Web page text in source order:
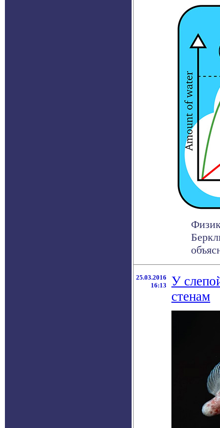
25.03.2016
16:13
У
стенам